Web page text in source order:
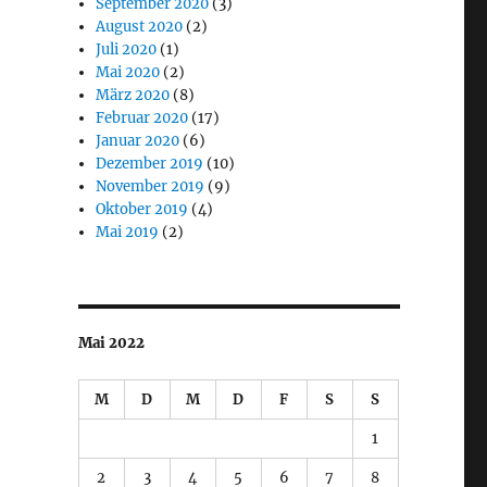
September 2020 (3)
August 2020 (2)
Juli 2020 (1)
Mai 2020 (2)
März 2020 (8)
Februar 2020 (17)
Januar 2020 (6)
Dezember 2019 (10)
November 2019 (9)
Oktober 2019 (4)
Mai 2019 (2)
Mai 2022
M D M D F S S
1
2 3 4 5 6 7 8